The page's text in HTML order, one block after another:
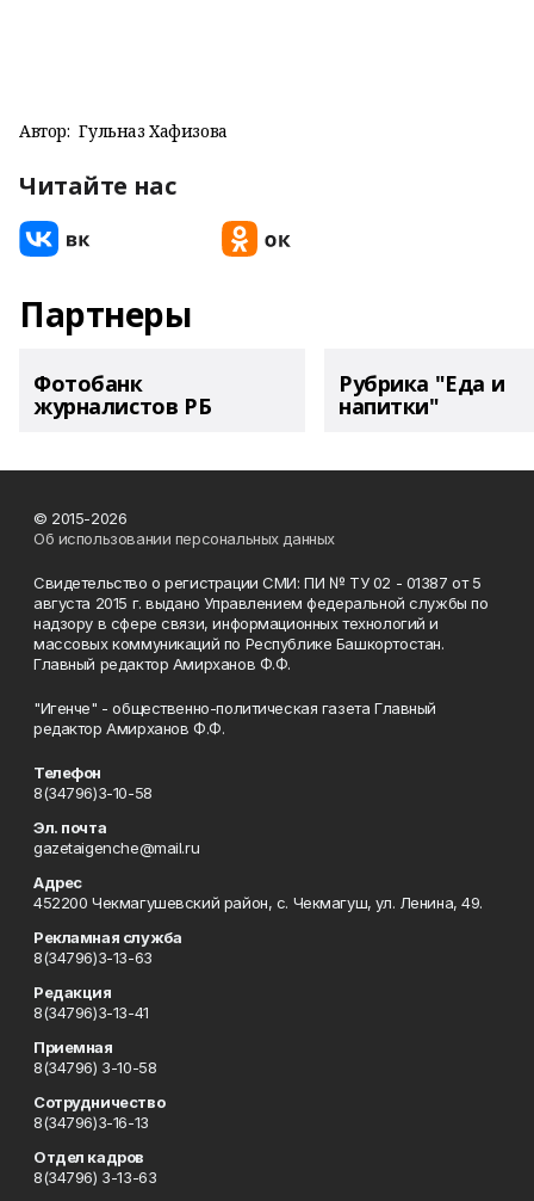
Автор: Гульназ Хафизова
Читайте нас
Партнеры
Фотобанк
журналистов РБ
Рубрика "Еда и
напитки"
© 2015-2026
Об использовании персональных данных
Свидетельство о регистрации СМИ: ПИ № ТУ 02 - 01387 от 5
августа 2015 г. выдано Управлением федеральной службы по
надзору в сфере связи, информационных технологий и
массовых коммуникаций по Республике Башкортостан.
Главный редактор Амирханов Ф.Ф.
"Игенче" - общественно-политическая газета Главный
редактор Амирханов Ф.Ф.
Телефон
8(34796)3-10-58
Эл. почта
gazetaigenche@mail.ru
Адрес
452200 Чекмагушевский район, с. Чекмагуш, ул. Ленина, 49.
Рекламная служба
8(34796)3-13-63
Редакция
8(34796)3-13-41
Приемная
8(34796) 3-10-58
Сотрудничество
8(34796)3-16-13
Отдел кадров
8(34796) 3-13-63